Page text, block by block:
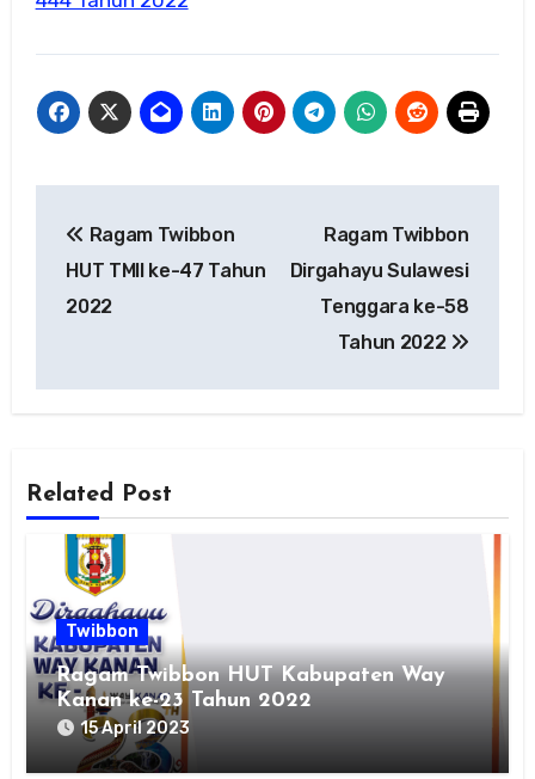
pos
Ragam Twibbon
HUT TMII ke-47 Tahun
2022
Ragam Twibbon
Dirgahayu Sulawesi
Tenggara ke-58
Tahun 2022
Related Post
Twibbon
Ragam Twibbon HUT Kabupaten Way
Kanan ke-23 Tahun 2022
15 April 2023